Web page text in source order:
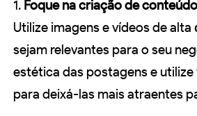
1. Foque na criação de
Utilize imagens e vídeos de alta
sejam relevantes para o seu
estética das postagens e
para deixá-las mais atraentes